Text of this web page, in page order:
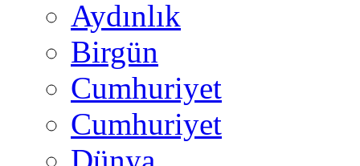
Aydınlık
Birgün
Cumhuriyet
Cumhuriyet